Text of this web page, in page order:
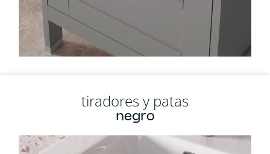
tiradores y patas
negro